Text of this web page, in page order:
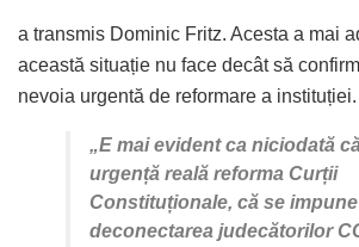
a transmis Dominic Fritz. Acesta a mai
această situație nu face decât să
nevoia urgentă de reformare a instituției.
„E mai evident ca niciodată
urgență reală reforma Curții
Constituționale, că se impune
deconectarea judecătorilor